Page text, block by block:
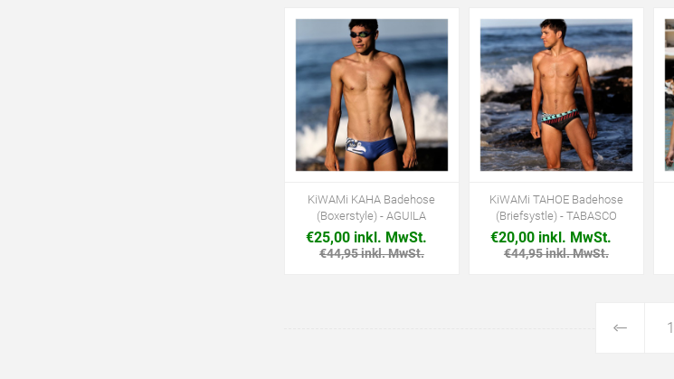
KiWAMi KAHA Badehose
(Boxerstyle) - AGUILA
€25,00 inkl. MwSt.
€44,95 inkl. MwSt.
KiWAMi TAHOE Badehose
(Briefsystle) - TABASCO
€20,00 inkl. MwSt.
€44,95 inkl. MwSt.
1